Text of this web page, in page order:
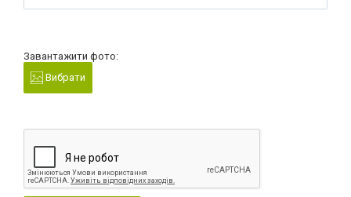
Завантажити фото:
Вибрати